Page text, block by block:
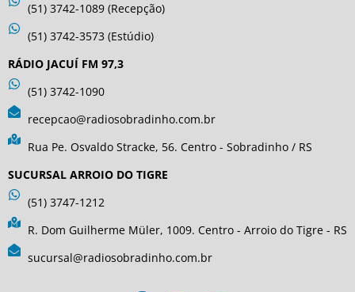
(51) 3742-1089 (Recepção)
(51) 3742-3573 (Estúdio)
RÁDIO JACUÍ FM 97,3
(51) 3742-1090
recepcao@radiosobradinho.com.br
Rua Pe. Osvaldo Stracke, 56. Centro - Sobradinho / RS
SUCURSAL ARROIO DO TIGRE
(51) 3747-1212
R. Dom Guilherme Müler, 1009. Centro - Arroio do Tigre - RS
sucursal@radiosobradinho.com.br